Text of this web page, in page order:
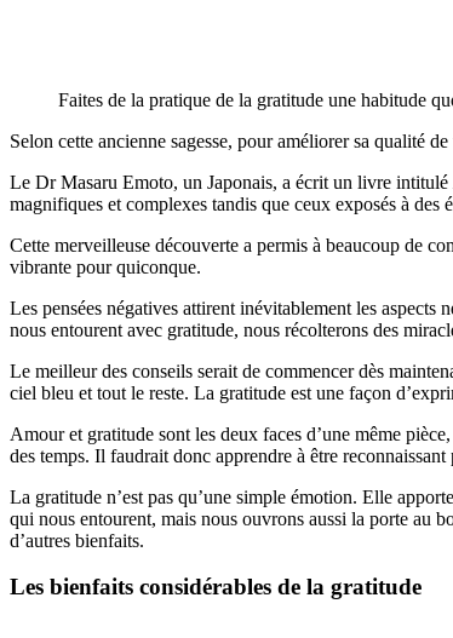
Faites de la pratique de la gratitude une habitude
Selon cette ancienne sagesse, pour améliorer sa qualité
Le Dr Masaru Emoto, un Japonais, a écrit un livre intitulé
magnifiques et complexes tandis que ceux exposés à des
Cette merveilleuse découverte a permis à beaucoup de
vibrante pour quiconque.
Les pensées négatives attirent inévitablement les aspects
nous entourent avec gratitude, nous récolterons des
Le meilleur des conseils serait de commencer dès
ciel bleu et tout le reste. La gratitude est une façon
Amour et gratitude sont les deux faces d’une même
des temps. Il faudrait donc apprendre à être
La gratitude n’est pas qu’une simple émotion. Elle
qui nous entourent, mais nous ouvrons aussi la porte au
d’autres bienfaits.
Les bienfaits considérables de la gratitude